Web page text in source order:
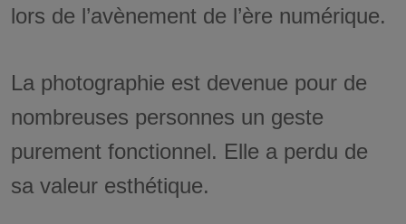
lors de l’avènement de l’ère numérique.
La photographie est devenue pour de
nombreuses personnes un geste
purement fonctionnel. Elle a perdu de
sa valeur esthétique.